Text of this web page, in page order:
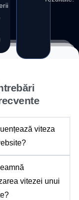
viteza
vitezei unui